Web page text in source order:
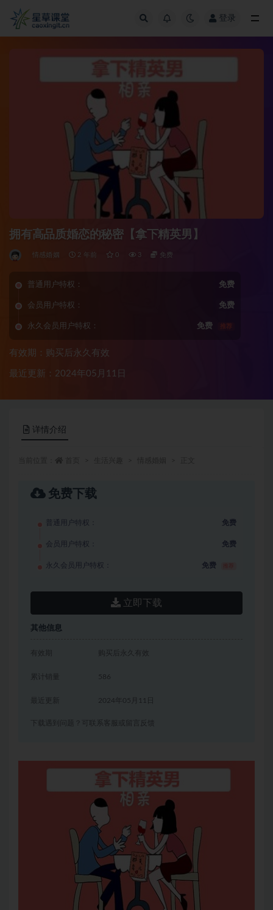
登录
拥有高品质婚恋的秘密【拿下精英男】
情感婚姻 2 年前 0 3 免费
普通用户特权： 免费
会员用户特权： 免费
永久会员用户特权： 免费 推荐
有效期：购买后永久有效
最近更新：2024年05月11日
详情介绍
免费下载
普通用户特权： 免费
会员用户特权： 免费
永久会员用户特权： 免费
立即下载
其他信息
有效期 购买后永久有效
累计销量 586
2024年05月11日
下载遇到问题？可联系客服或留言反馈